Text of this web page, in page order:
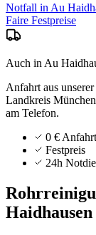
Notfall in Au
Faire Festpreise
Auch in Au
Anfahrt aus
Landkreis München
am Telefon.
0 € Anfahrt
Festpreis
24h
Haidhausen